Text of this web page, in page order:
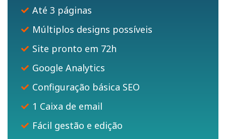
Até 3 páginas
Múltiplos designs possíveis
Site pronto em 72h
Google Analytics
Configuração básica SEO
1 Caixa de email
Fácil gestão e edição